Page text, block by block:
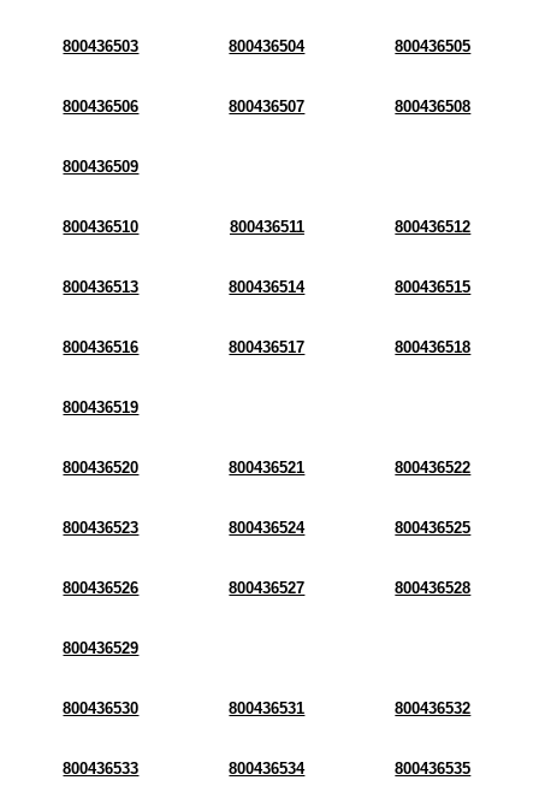
800436503 800436504 800436505
800436506 800436507 800436508
800436509
800436510 800436511 800436512
800436513 800436514 800436515
800436516 800436517 800436518
800436519
800436520 800436521 800436522
800436523 800436524 800436525
800436526 800436527 800436528
800436529
800436530 800436531 800436532
800436533 800436534 800436535